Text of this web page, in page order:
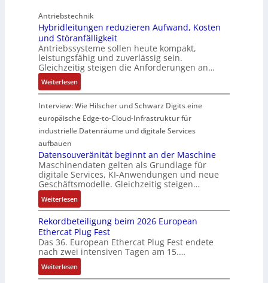
u
n
g
f
ü
r
r
a
u
e
U
m
g
e
b
u
n
g
e
n
n
d
i
e
P
r
o
d
u
k
t
i
o
n
s
a
n
a
l
y
s
e
n
g
f
ü
r
C
r
i
m
p
w
e
r
k
z
e
u
g
e
r
W
e
g
s
e
n
s
o
r
ü
b
e
r
w
a
c
h
t
t
h
e
r
m
f
f
e
r
m
o
d
u
l
e
m
i
t
2
0
u
n
d
4
0
A
Antriebstechnik
Hybridleitungen reduzieren Aufwand, Kosten
und Störanfälligkeit
Antriebssysteme sollen heute kompakt,
leistungsfähig und zuverlässig sein.
Gleichzeitig steigen die Anforderungen an…
Weiterlesen:
H
y
b
r
l
e
i
u
n
g
e
n
e
Interview: Wie Hilscher und Schwarz Digits eine
europäische Edge-to-Cloud-Infrastruktur für
industrielle Datenräume und digitale Services
aufbauen
Datensouveränität beginnt an der Maschine
Maschinendaten gelten als Grundlage für
digitale Services, KI-Anwendungen und neue
Geschäftsmodelle. Gleichzeitig steigen…
Weiterlesen:
D
a
t
e
n
s
o
Rekordbeteiligung beim 2026 European
Ethercat Plug Fest
Das 36. European Ethercat Plug Fest endete
nach zwei intensiven Tagen am 15.…
Weiterlesen:
R